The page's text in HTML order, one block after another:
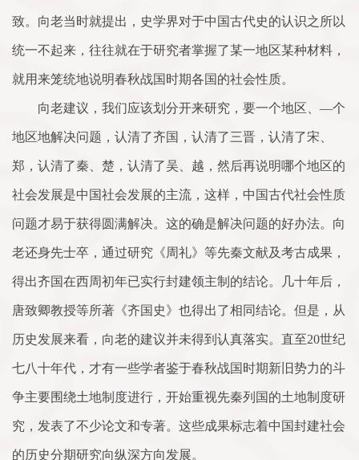
致。向老当时就提出，史学界对于中国古代史的认识之所以
统一不起来，往往就在于研究者掌握了某一地区某种材料，
就用来笼统地说明春秋战国时期各国的社会性质。
向老建议，我们应该划分开来研究，要一个地区、—个
地区地解决问题，认清了齐国，认清了三晋，认清了宋、
郑，认清了秦、楚，认清了吴、越，然后再说明哪个地区的
社会发展是中国社会发展的主流，这样，中国古代社会性质
问题才易于获得圆满解决。这的确是解决问题的好办法。向
老还身先士卒，通过研究《周礼》等先秦文献及考古成果，
得出齐国在西周初年已实行封建领主制的结论。几十年后，
唐致卿教授等所著《齐国史》也得出了相同结论。但是，从
历史发展来看，向老的建议并未得到认真落实。直至20世纪
七八十年代，才有一些学者鉴于春秋战国时期新旧势力的斗
争主要围绕土地制度进行，开始重视先秦列国的土地制度研
究，发表了不少论文和专著。这些成果标志着中国封建社会
的历史分期研究向纵深方向发展。